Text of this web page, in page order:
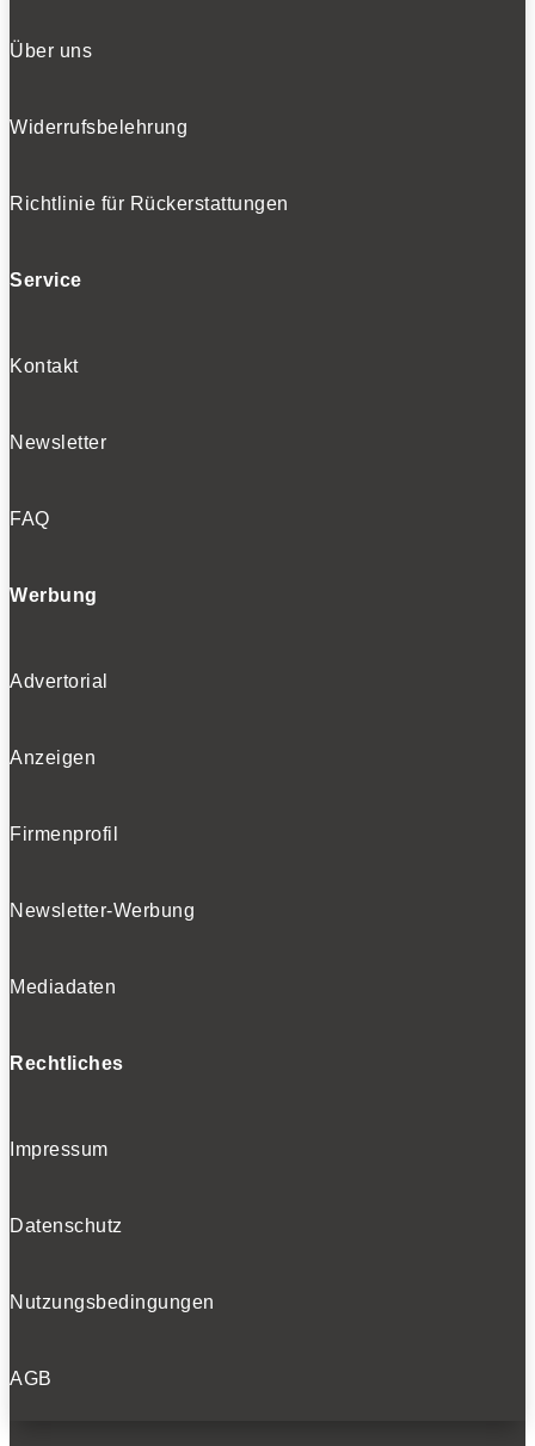
Über uns
Widerrufsbelehrung
Richtlinie für Rückerstattungen
Service
Kontakt
Newsletter
FAQ
Werbung
Advertorial
Anzeigen
Firmenprofil
Newsletter-Werbung
Mediadaten
Rechtliches
Impressum
Datenschutz
Nutzungsbedingungen
AGB